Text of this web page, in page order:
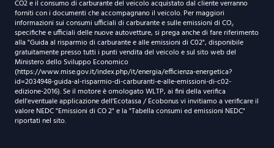
CO2 e il consumo di carburante del veicolo acquistato dal cliente verranno
forniti con i documenti che accompagnano il veicolo. Per maggiori
informazioni sui consumi ufficiali di carburante e sulle emissioni di CO₂
specifiche e ufficiali delle nuove autovetture, si prega anche di fare riferimento
alla "Guida al risparmio di carburante e alle emissioni di C02", disponibile
gratuitamente presso tutti i punti vendita del veicolo e sul sito web del
Ministero dello Sviluppo Economico
(https://www.mise.gov.it/index.php/it/energia/efficienza-energetica?
id=2034948-guida-al-risparmio-di-carburanti-e-alle-emissioni-di-c02-
edizione-2016). Se il motore è omologato WLTP, ai fini della verifica
dell'eventuale applicazione dell'Ecotassa / Ecobonus vi invitiamo a verificare il
valore NEDC "Emissioni di CO 2" e la "Tabella consumi ed emissioni NEDC"
riportati nel sito.